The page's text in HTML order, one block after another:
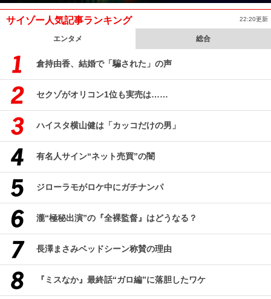
サイゾー人気記事ランキング 22:20更新
エンタメ 総合
倉持由香、結婚で「騙された」の声
セクゾがオリコン1位も実売は……
ハイスタ横山健は「カッコだけの男」
有名人サイン“ネット売買”の闇
ジローラモがロケ中にガチナンパ
瀧“極秘出演”の『全裸監督』はどうなる？
長澤まさみベッドシーン称賛の理由
『ミスなか』最終話“ガロ編”に落胆したワケ